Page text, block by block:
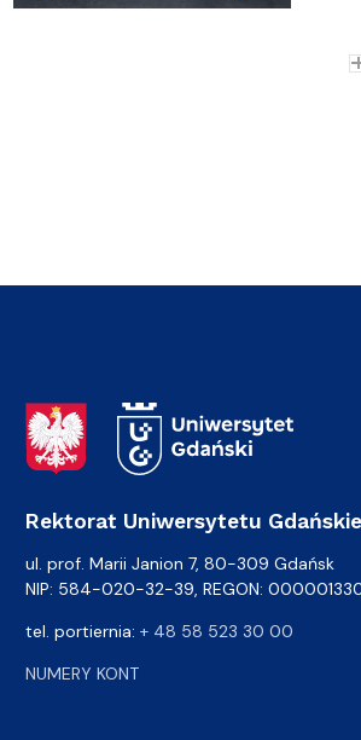
Adres Rektoratu
Rektorat Uniwersytetu
ul. prof. Marii Janion 7, 80-309 Gdańsk
NIP: 584-020-32-39, REGON:
tel. portiernia: + 48 58 523 30 00
NUMERY KONT